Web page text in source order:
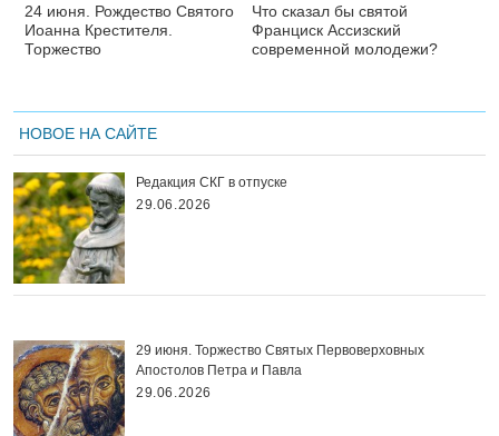
24 июня. Рождество Святого
Иоанна Крестителя.
Торжество
Что сказал бы святой
Франциск Ассизский
современной молодежи?
НОВОЕ НА САЙТЕ
Редакция СКГ в отпуске
29.06.2026
29 июня. Торжество Святых Первоверховных
Апостолов Петра и Павла
29.06.2026